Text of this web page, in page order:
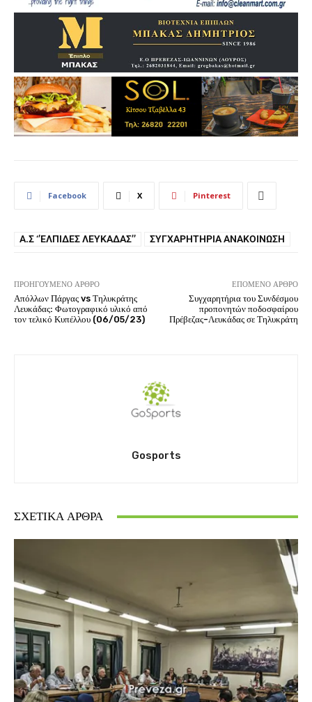
Facebook X Pinterest
Α.Σ ‘’ΕΛΠΊΔΕΣ ΛΕΥΚΆΔΑΣ’’ ΣΥΓΧΑΡΗΤΉΡΙΑ ΑΝΑΚΟΊΝΩΣΗ
ΠΡΟΗΓΟΎΜΕΝΟ ΆΡΘΡΟ
Απόλλων Πάργας vs Τηλυκράτης
Λευκάδας: Φωτογραφικό υλικό από
τον τελικό Κυπέλλου (06/05/23)
ΕΠΌΜΕΝΟ ΆΡΘΡΟ
Συγχαρητήρια του Συνδέσμου
προπονητών ποδοσφαίρου
Πρέβεζας-Λευκάδας σε Τηλυκράτη
Gosports
ΣΧΕΤΙΚΆ ΆΡΘΡΑ